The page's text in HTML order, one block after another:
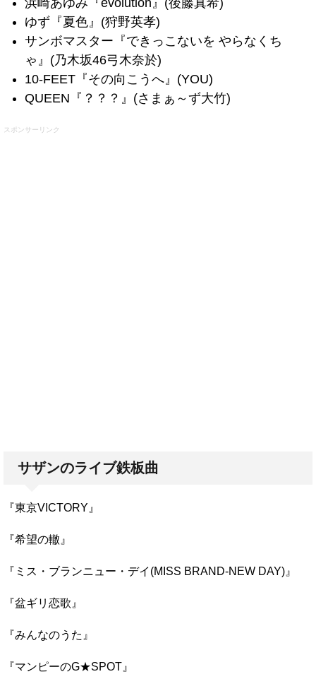
浜崎あゆみ『evolution』(後藤真希)
ゆず『夏色』(狩野英孝)
サンボマスター『できっこないを やらなくち
ゃ』(乃木坂46弓木奈於)
10-FEET『その向こうへ』(YOU)
QUEEN『？？？』(さまぁ～ず大竹)
スポンサーリンク
サザンのライブ鉄板曲
『東京VICTORY』
『希望の轍』
『ミス・ブランニュー・デイ(MISS BRAND-NEW DAY)』
『盆ギリ恋歌』
『みんなのうた』
『マンピーのG★SPOT』